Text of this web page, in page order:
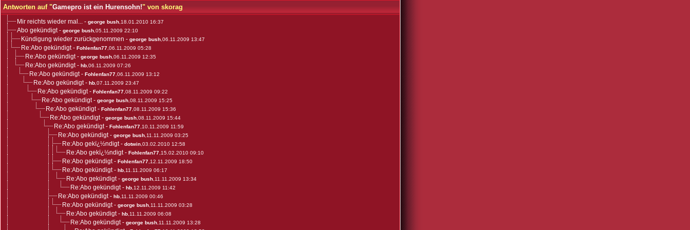
Antworten auf "Gamepro ist ein Hurensohn!" von skorag
Mir reichts wieder mal... - george bush ,18.01.2010 16:37
Abo gekündigt- george bush ,05.11.2009 22:10
Kündigung wieder zurückgenommen - george bush ,06.11.2009 13:47
Re:Abo gekündigt- Fohlenfan77 ,06.11.2009 05:28
Re:Abo gekündigt- george bush ,06.11.2009 12:35
Re:Abo gekündigt- hb ,06.11.2009 07:26
Re:Abo gekündigt- Fohlenfan77 ,06.11.2009 13:12
Re:Abo gekündigt- hb ,07.11.2009 23:47
Re:Abo gekündigt- Fohlenfan77 ,08.11.2009 09:22
Re:Abo gekündigt- george bush ,08.11.2009 15:25
Re:Abo gekündigt- Fohlenfan77 ,08.11.2009 15:36
Re:Abo gekündigt- george bush ,08.11.2009 15:44
Re:Abo gekündigt- Fohlenfan77 ,10.11.2009 11:59
Re:Abo gekündigt- george bush ,11.11.2009 03:25
Re:Abo gekï¿½ndigt- dotwin ,03.02.2010 12:58
Re:Abo gekï¿½ndigt- Fohlenfan77 ,15.02.2010 09:10
Re:Abo gekündigt- Fohlenfan77 ,12.11.2009 18:50
Re:Abo gekündigt- hb ,11.11.2009 06:17
Re:Abo gekündigt- george bush ,11.11.2009 13:34
Re:Abo gekündigt- hb ,12.11.2009 11:42
Re:Abo gekündigt- hb ,11.11.2009 00:46
Re:Abo gekündigt- george bush ,11.11.2009 03:28
Re:Abo gekündigt- hb ,11.11.2009 06:08
Re:Abo gekündigt- george bush ,11.11.2009 13:28